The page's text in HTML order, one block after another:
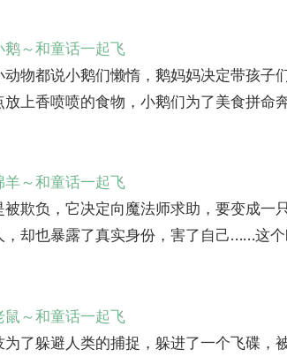
鹅～和童话一起飞
动物都说小鹅们懒惰，鹅妈妈决定带孩子
放上香喷喷的食物，小鹅们为了美食拼命
羊～和童话一起飞
被欺负，它决定向魔法师求助，要变成一
，却也暴露了真实身份，害了自己……这
鼠～和童话一起飞
为了躲避人类的捕捉，躲进了一个飞碟，